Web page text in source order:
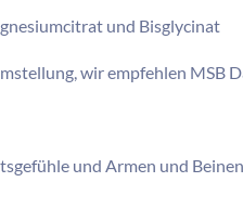
und Bisglycinat
wir empfehlen MSB
und Armen und